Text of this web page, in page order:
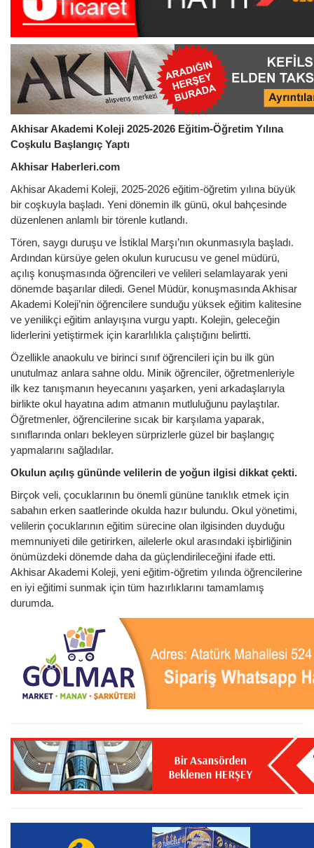
Akhisar Akademi Koleji 2025-2026 Eğitim-Öğretim Yılına
Coşkulu Başlangıç Yaptı
Akhisar Haberleri.com
Akhisar Akademi Koleji, 2025-2026 eğitim-öğretim yılına büyük
bir coşkuyla başladı. Yeni dönemin ilk günü, okul bahçesinde
düzenlenen anlamlı bir törenle kutlandı.
Tören, saygı duruşu ve İstiklal Marşı’nın okunmasıyla başladı.
Ardından kürsüye gelen okulun kurucusu ve genel müdürü,
açılış konuşmasında öğrencileri ve velileri selamlayarak yeni
dönemde başarılar diledi. Genel Müdür, konuşmasında Akhisar
Akademi Koleji’nin öğrencilere sunduğu yüksek eğitim kalitesine
ve yenilikçi eğitim anlayışına vurgu yaptı. Kolejin, geleceğin
liderlerini yetiştirmek için kararlılıkla çalıştığını belirtti.
Özellikle anaokulu ve birinci sınıf öğrencileri için bu ilk gün
unutulmaz anlara sahne oldu. Minik öğrenciler, öğretmenleriyle
ilk kez tanışmanın heyecanını yaşarken, yeni arkadaşlarıyla
birlikte okul hayatına adım atmanın mutluluğunu paylaştılar.
Öğretmenler, öğrencilerine sıcak bir karşılama yaparak,
sınıflarında onları bekleyen sürprizlerle güzel bir başlangıç
yapmalarını sağladılar.
Okulun açılış gününde velilerin de yoğun ilgisi dikkat çekti.
Birçok veli, çocuklarının bu önemli gününe tanıklık etmek için
sabahın erken saatlerinde okulda hazır bulundu. Okul yönetimi,
velilerin çocuklarının eğitim sürecine olan ilgisinden duyduğu
memnuniyeti dile getirirken, ailelerle okul arasındaki işbirliğinin
önümüzdeki dönemde daha da güçlendirileceğini ifade etti.
Akhisar Akademi Koleji, yeni eğitim-öğretim yılında öğrencilerine
en iyi eğitimi sunmak için tüm hazırlıklarını tamamlamış
durumda.